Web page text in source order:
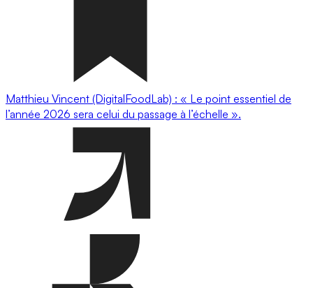
Matthieu Vincent (DigitalFoodLab) : « Le point essentiel de
l’année 2026 sera celui du passage à l’échelle ».